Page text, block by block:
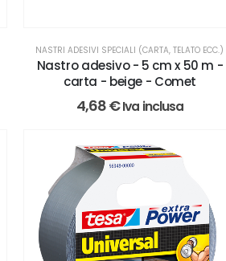
NASTRI ADESIVI SPECIALI (CARTA, TELATO ECC.)
Nastro adesivo - 5 cm x 50 m -
carta - beige - Comet
4,68€Iva inclusa